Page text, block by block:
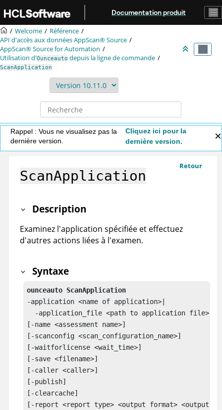
Aller au contenu principal
Documentation produit
Welcome
Référence
API d'accès aux donnéesAppScan® Source
AppScan® Source for Automation
Utilisation d'Ounceauto depuis la ligne de commande
ScanApplication
Rappel : Vous ne visualisez pas la
dernière version.
Cliquez ici pour la
dernière version.
Retour
ScanApplication
Description
Examinez l'application spécifiée et effectuez
d'autres actions liées à l'examen.
Syntaxe
ounceauto ScanApplication
-application <name of application>|
  -application_file <path to application file>
[-name <assessment name>]
[-scanconfig <scan_configuration_name>]
[-waitforlicense <wait_time>]
[-save <filename>]
[-caller <caller>]
[-clearcache]
[-report <report type> <output format> <output